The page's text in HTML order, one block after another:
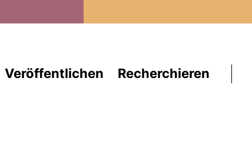
Veröffentlichen Recherchieren